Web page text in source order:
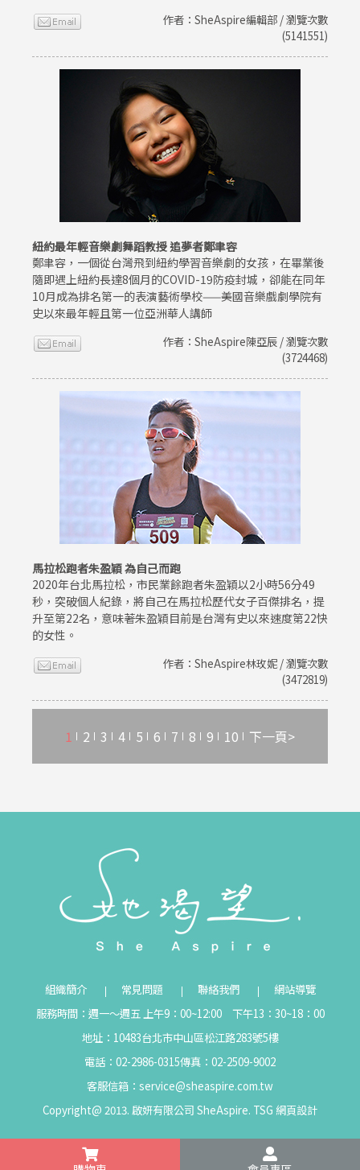
作者：SheAspire編輯部 / 瀏覽次數
(5141551)
紐約最年輕音樂劇舞蹈教授 追夢者鄭聿容
鄭聿容，一個從台灣飛到紐約學習音樂劇的女孩，在畢業後
隨即遇上紐約長達8個月的COVID-19防疫封城，卻能在同年
10月成為排名第一的表演藝術學校——美國音樂戲劇學院有
史以來最年輕且第一位亞洲華人講師
作者：SheAspire陳亞辰 / 瀏覽次數
(3724468)
馬拉松跑者朱盈穎 為自己而跑
2020年台北馬拉松，市民業餘跑者朱盈穎以2小時56分49
秒，突破個人紀錄，將自己在馬拉松歷代女子百傑排名，提
升至第22名，意味著朱盈穎目前是台灣有史以來速度第22快
的女性。
作者：SheAspire林玫妮 / 瀏覽次數
(3472819)
1 2 3 4 5 6 7 8 9 10 下一頁>
組織簡介 常見問題 聯絡我們
網站導覽
服務時間：週一～週五 上午9：00~12:00 下午13：30~18：00
地址：10483台北市中山區松江路283號5樓
電話：02-2986-0315傳真：02-2509-9002
客服信箱： service@sheaspire.com.tw
Copyright@ 2013. 啟妍有限公司 SheAspire. TSG 網頁設計